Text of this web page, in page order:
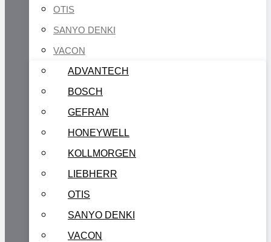
OTIS
SANYO DENKI
VACON
ADVANTECH
BOSCH
GEFRAN
HONEYWELL
KOLLMORGEN
LIEBHERR
OTIS
SANYO DENKI
VACON